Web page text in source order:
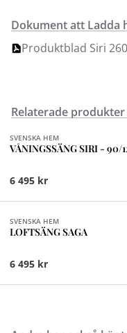
Maxvikt 100 kg per
användning och med
våningssäng har en
Dokument att Ladda
Produktblad Siri
Relaterade produkter
Finns i fler
SVENSKA HEM
VÅNINGSSÄNG SIRI - 90/
6 495 kr
SVENSKA HEM
LOFTSÄNG SAGA
6 495 kr